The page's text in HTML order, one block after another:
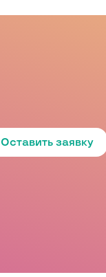
Оставить заявку